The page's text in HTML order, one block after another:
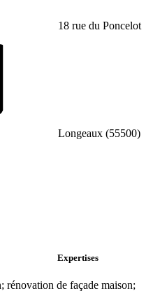
18 rue du Poncelot
Longeaux (55500)
Expertises
rénovation de façade maison;